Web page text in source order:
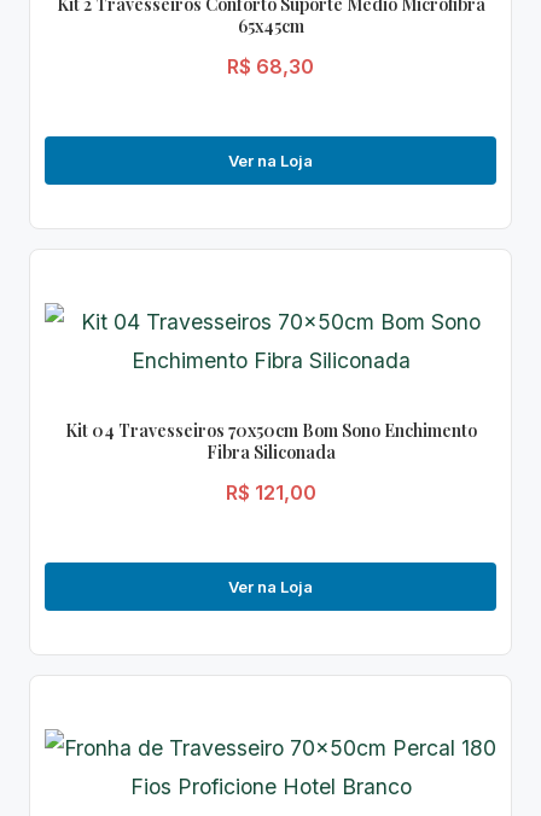
65x45cm
R$ 68,30
Ver na Loja
Kit 04 Travesseiros 70x50cm Bom Sono Enchimento
Fibra Siliconada
R$ 121,00
Ver na Loja